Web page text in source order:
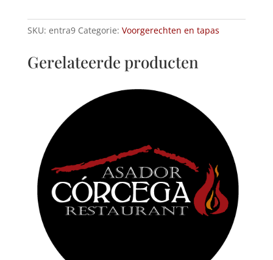
met
alioli
SKU: entra9 Categorie: Voorgerechten en tapas
Gerelateerde producten